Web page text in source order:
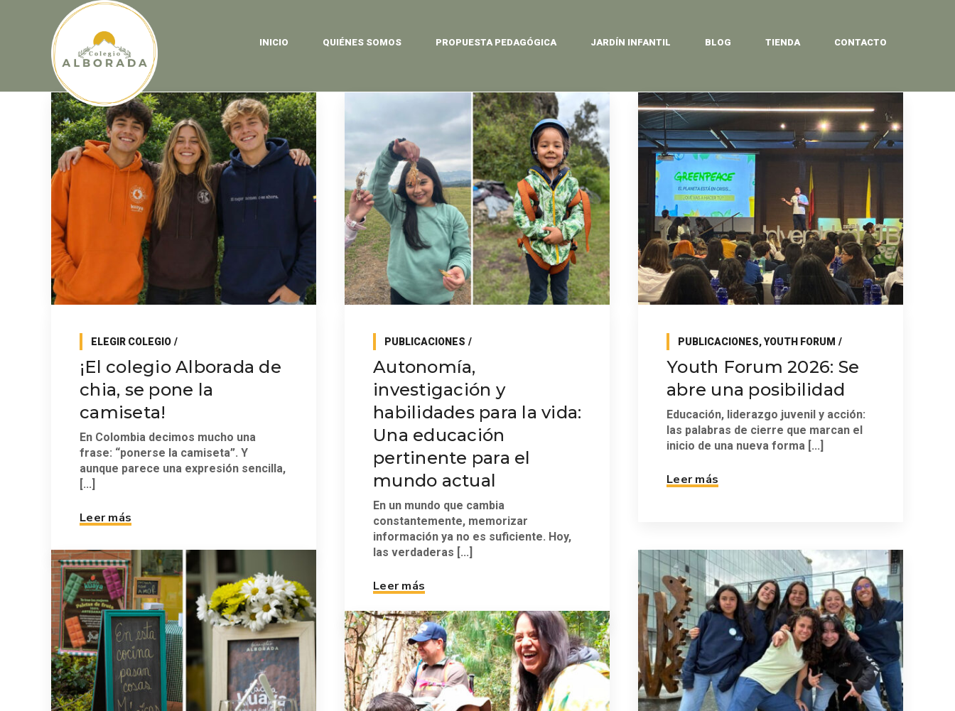
INICIO QUIÉNES SOMOS PROPUESTA PEDAGÓGICA JARDÍN INFANTIL BLOG TIENDA CONTACTO
ELEGIR COLEGIO
¡El colegio Alborada de
chia, se pone la
camiseta!
En Colombia decimos mucho una
frase: “ponerse la camiseta”. Y
aunque parece una expresión sencilla,
[...]
Leer más
PUBLICACIONES
Autonomía,
investigación y
habilidades para la vida:
Una educación
pertinente para el
mundo actual
En un mundo que cambia
constantemente, memorizar
información ya no es suficiente. Hoy,
las verdaderas [...]
Leer más
PUBLICACIONES,YOUTH FORUM
Youth Forum 2026: Se
abre una posibilidad
Educación, liderazgo juvenil y acción:
las palabras de cierre que marcan el
inicio de una nueva forma [...]
Leer más